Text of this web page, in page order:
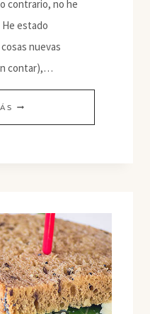
contrario, no he
estado
nuevas
contar),…
NOODLES
DE
CON
SALSA
Y
NUECES